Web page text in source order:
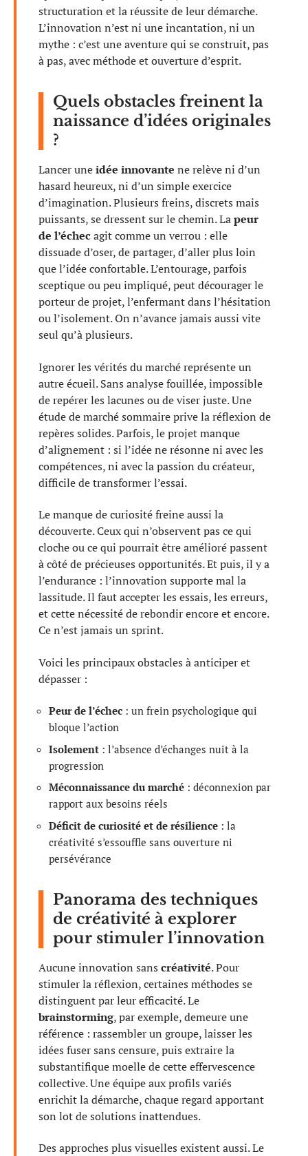
structuration et la réussite de leur démarche.
L’innovation n’est ni une incantation, ni un
mythe : c’est une aventure qui se construit, pas
à pas, avec méthode et ouverture d’esprit.
Quels obstacles freinent la
naissance d’idées originales
?
Lancer uneidée innovante ne relève ni d’un
hasard heureux, ni d’un simple exercice
d’imagination. Plusieurs freins, discrets mais
puissants, se dressent sur le chemin. Lapeur
de l’échecagit comme un verrou : elle
dissuade d’oser, de partager, d’aller plus loin
que l’idée confortable. L’entourage, parfois
sceptique ou peu impliqué, peut décourager le
porteur de projet, l’enfermant dans l’hésitation
ou l’isolement. On n’avance jamais aussi vite
seul qu’à plusieurs.
Ignorer les vérités du marché représente un
autre écueil. Sans analyse fouillée, impossible
de repérer les lacunes ou de viser juste. Une
étude de marché sommaire prive la réflexion de
repères solides. Parfois, le projet manque
d’alignement : si l’idée ne résonne ni avec les
compétences, ni avec la passion du créateur,
difficile de transformer l’essai.
Le manque de curiosité freine aussi la
découverte. Ceux qui n’observent pas ce qui
cloche ou ce qui pourrait être amélioré passent
à côté de précieuses opportunités. Et puis, il y a
l’endurance : l’innovation supporte mal la
lassitude. Il faut accepter les essais, les erreurs,
et cette nécessité de rebondir encore et encore.
Ce n’est jamais un sprint.
Voici les principaux obstacles à anticiper et
dépasser :
Peur de l’échec : un frein psychologique qui
bloque l’action
Isolement : l’absence d’échanges nuit à la
progression
Méconnaissance du marché : déconnexion par
rapport aux besoins réels
Déficit de curiosité et de résilience : la
créativité s’essouffle sans ouverture ni
persévérance
Panorama des techniques
de créativité à explorer
pour stimuler l’innovation
Aucune innovation sans créativité. Pour
stimuler la réflexion, certaines méthodes se
distinguent par leur efficacité. Le
brainstorming, par exemple, demeure une
référence : rassembler un groupe, laisser les
idées fuser sans censure, puis extraire la
substantifique moelle de cette effervescence
collective. Une équipe aux profils variés
enrichit la démarche, chaque regard apportant
son lot de solutions inattendues.
Des approches plus visuelles existent aussi. Le